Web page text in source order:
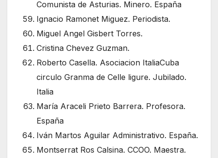
Comunista de Asturias. Minero. España
Ignacio Ramonet Miguez. Periodista.
Miguel Angel Gisbert Torres.
Cristina Chevez Guzman.
Roberto Casella. Asociacion ItaliaCuba
circulo Granma de Celle ligure. Jubilado.
Italia
María Araceli Prieto Barrera. Profesora.
España
Iván Martos Aguilar Administrativo. España.
Montserrat Ros Calsina. CCOO. Maestra.